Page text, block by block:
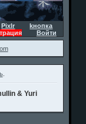
Pixlr
kнопка
Войти
.
& Yuri